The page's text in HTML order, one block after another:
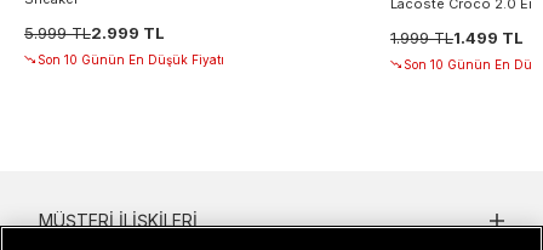
5.999 TL2.999 TL
Son 10 Günün En Düşük Fiyatı
Lacoste Croco 2.0
1.999 TL1.499 TL
Son 10 Günün En
MÜŞTERI İLIŞKILERI